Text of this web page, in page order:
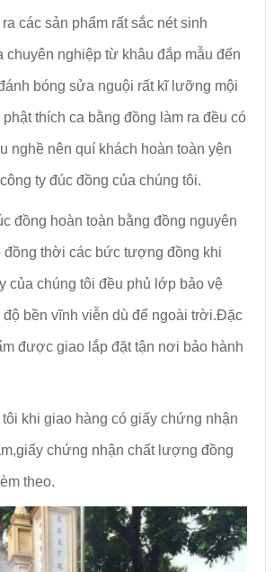
các sản phẩm rất sắc nét sinh
chuyên nghiệp từ khâu đắp mẫu đến
bóng sửa nguội rất kĩ lưỡng mội
thích ca bằng đồng làm ra đều có
nghề nên quí khách hoàn toàn yện
ty đúc đồng của chúng tôi.
đồng hoàn toàn bằng đồng nguyên
đồng thời các bức tượng đồng khi
của chúng tôi đều phủ lớp bảo vệ
độ bền vĩnh viễn dù để ngoài trời.Đặc
được giao lắp đặt tận nơi bảo hành
tôi khi giao hàng có giấy chứng nhận
chứng nhận chất lượng đồng
theo.